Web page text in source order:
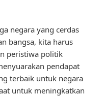
negara yang cerdas
bangsa, kita harus
peristiwa politik
pendapat
terbaik untuk negara
untuk meningkatkan